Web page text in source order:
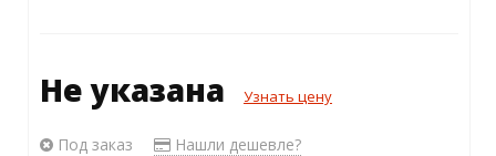
Не указана Узнать цену
Под заказ Нашли дешевле?